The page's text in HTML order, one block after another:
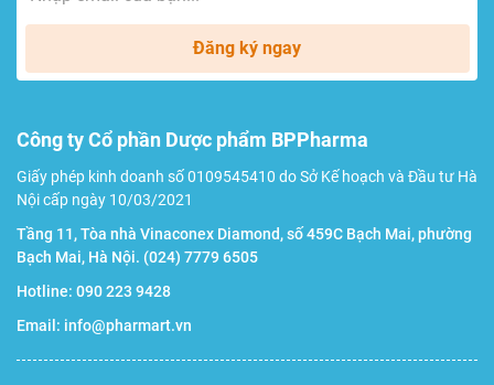
dụng thay thế thuốc chữa bệnh.
với bất kỳ thành phần nào của sản phẩm.
Đọc kỹ hướng dẫn sử dụng trước khi dùng.
Bảo quản
Bảo quản nơi khô ráo, thoáng mát, nhiệt độ không
quá 30⁰C, tránh ánh sáng trực tiếp.
Để xa tầm tay trẻ em.
Đăng ký ngay
Công ty Cổ phần Dược phẩm BPPharma
Giấy phép kinh doanh số 0109545410 do Sở Kế hoạch và Đầu tư Hà
Nội cấp ngày 10/03/2021
Tầng 11, Tòa nhà Vinaconex Diamond, số 459C Bạch Mai, phường
Bạch Mai, Hà Nội. (024) 7779 6505
Hotline: 090 223 9428
Email: info@pharmart.vn